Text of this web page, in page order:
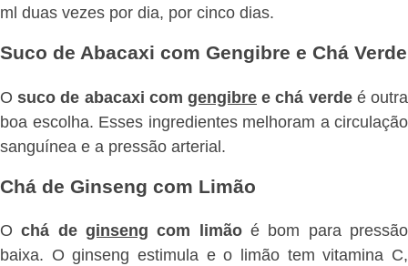
ml duas vezes por dia, por cinco dias.
Suco de Abacaxi com Gengibre e Chá Verde
Osuco de abacaxi comgengibre e chá verdeé outra
boa escolha. Esses ingredientes melhoram a circulação
sanguínea e a pressão arterial.
Chá de Ginseng com Limão
Ochá deginseng com limãoé bom para pressão
baixa. O ginseng estimula e o limão tem vitamina C,